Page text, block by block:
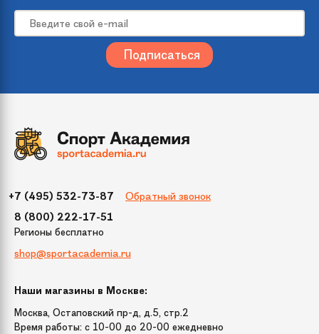
+7 (495) 532-73-87 Обратный звонок
8 (800) 222-17-51
Регионы бесплатно
shop@sportacademia.ru
Наши магазины в Москве:
Москва, Остаповский пр-д, д.5, стр.2
Время работы: c 10-00 до 20-00 ежедневно